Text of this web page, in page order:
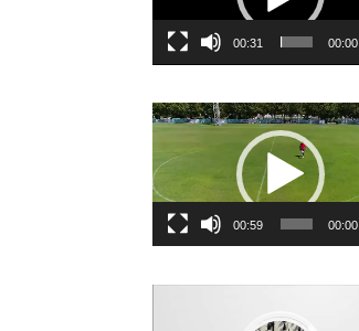
00:00
00:31
00:00
00:59